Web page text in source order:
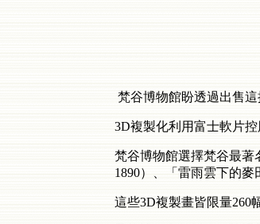
梵谷博物館盼透過出售這
3D複製化利用富士軟片
梵谷博物館選擇梵谷最著
1890）、「雷雨雲下的麥
這些3D複製畫皆限量260